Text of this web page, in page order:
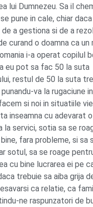
lui Dumnezeu. Sa il
pune in cale, chiar
a gestiona si de a
curand o doamna ca un
i-a operat copilul
eu pot sa fac 50 la
restul de 50 la suta
va la rugaciune
si noi in situatiile
inseamna cu adevarat
la servici, sotia sa se
fara probleme, si sa
sotul, sa se roage
cu bine lucrarea ei pe
trebuie sa aiba grija
ca relatie, ca
ne raspunzatori de